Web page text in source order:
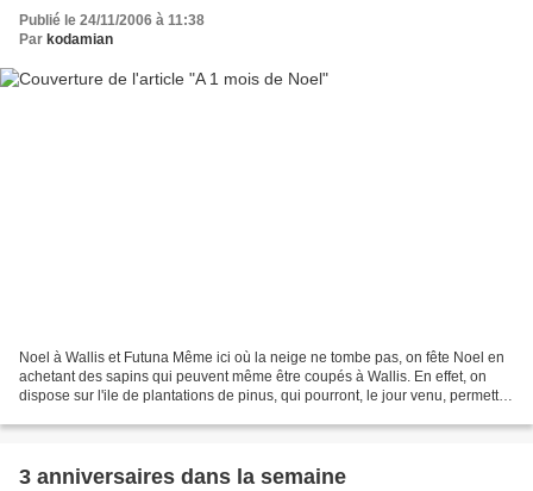
Publié le 24/11/2006 à 11:38
Par kodamian
Noel à Wallis et Futuna Même ici où la neige ne tombe pas, on fête Noel en
achetant des sapins qui peuvent même être coupés à Wallis. En effet, on
dispose sur l'ile de plantations de pinus, qui pourront, le jour venu, permettre
3 anniversaires dans la semaine